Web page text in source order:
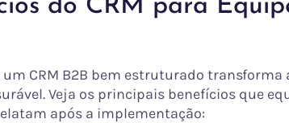
do CRM para
um CRM B2B bem estruturado transforma
Veja os principais benefícios que
após a implementação: